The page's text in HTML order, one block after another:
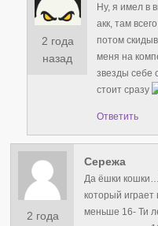
2 года
назад
Ну, я имел в
акк, там
потом
меня на
звезды себе
стоит сразу
Ответить
2 года
Сережа
Да ёшки кошки…
который играет
меньше 16- Ти